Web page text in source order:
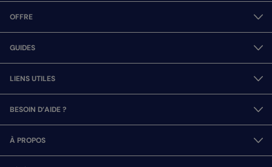
OFFRE
GUIDES
LIENS UTILES
BESOIN D’AIDE ?
À PROPOS